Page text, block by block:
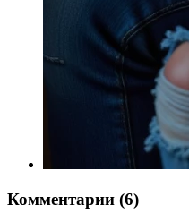
Комментарии (6)